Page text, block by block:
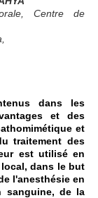
Centre de
dans les
et des
et
traitement des
est utilisé en
dans le but
l'anesthésie en
sanguine, de la